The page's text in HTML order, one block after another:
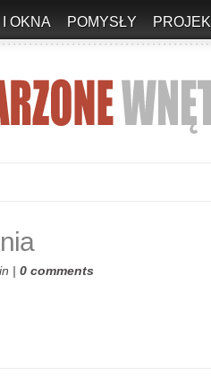
OKNA POMYSŁY
in | 0 comments